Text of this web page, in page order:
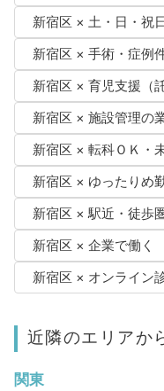
新宿区 × 土・日・祝
新宿区 × 手術・症例
新宿区 × 育児支援（
新宿区 × 施設管理の
新宿区 × 転科ＯＫ・
新宿区 × ゆったりめ
新宿区 × 駅近・徒歩
新宿区 × 企業で働く
新宿区 × オンライン
近隣のエリアか
関東